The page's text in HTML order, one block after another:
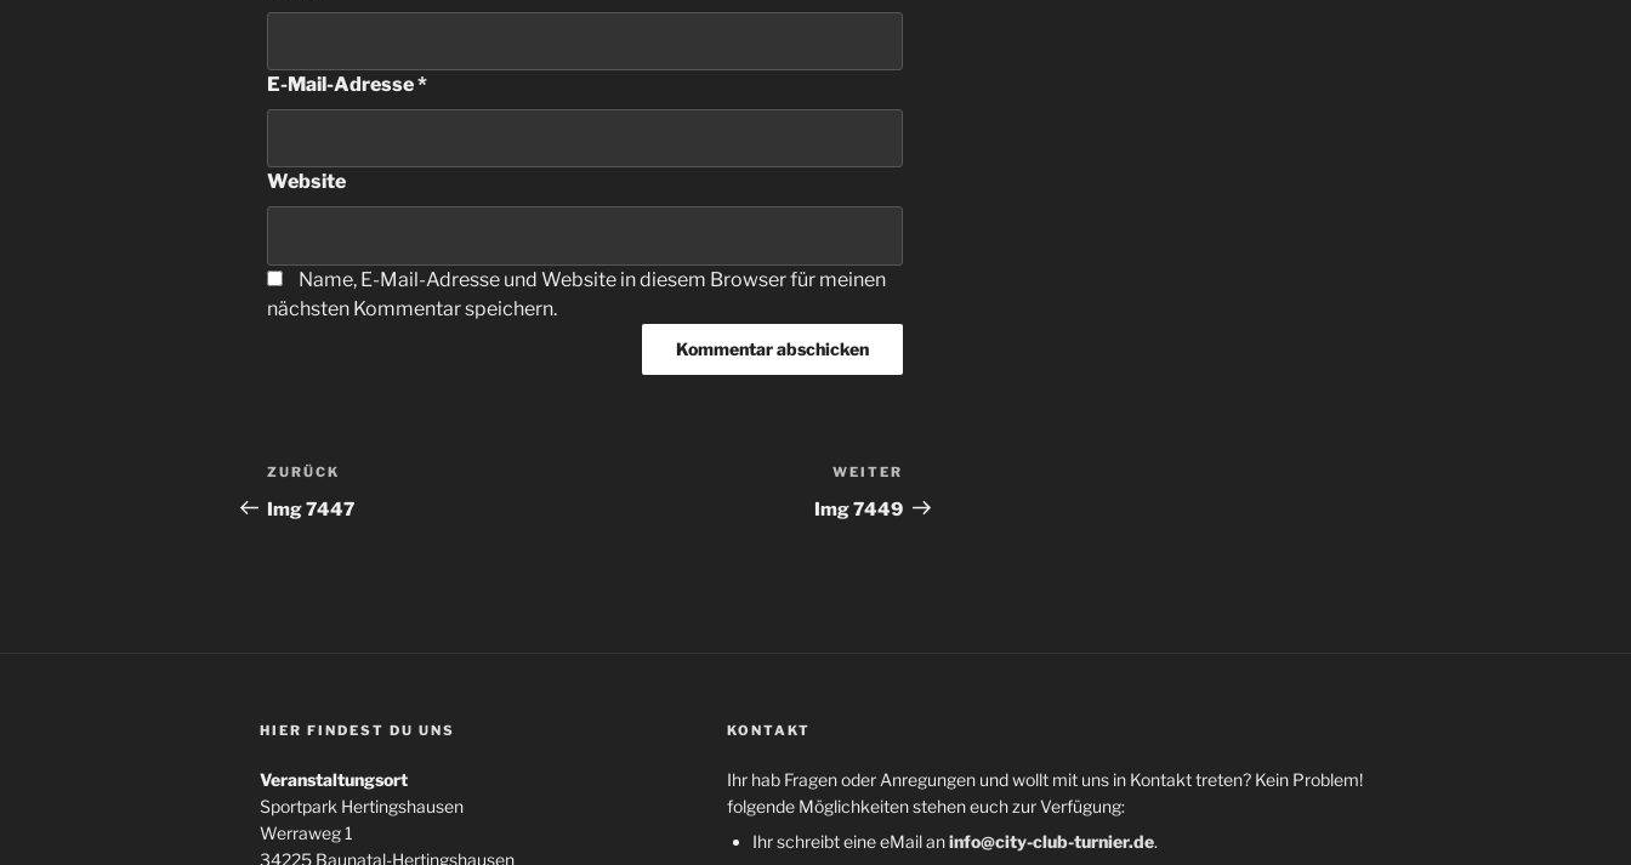
E-Mail-Adresse*
Website
Name, E-Mail-Adresse und Website in diesem Browser für meinen
nächsten Kommentar speichern.
Beitragsnavigation
Vorheriger
Beitrag
ZURÜCK
Img 7447
Beitrag
WEITER
Img 7449
HIER FINDEST DU UNS
Veranstaltungsort
Sportpark Hertingshausen
Werraweg 1
34225 Baunatal-Hertingshausen
KONTAKT
Ihr hab Fragen oder Anregungen und wollt mit uns in Kontakt treten? Kein Problem!
folgende Möglichkeiten stehen euch zur Verfügung:
Ihr schreibt eine eMail aninfo@city-club-turnier.de.